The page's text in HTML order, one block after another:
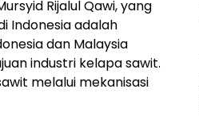
Rijalul Qawi, yang
Indonesia adalah
dan Malaysia
industri kelapa sawit.
melalui mekanisasi